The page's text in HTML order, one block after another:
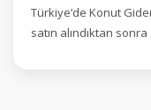
Türkiye’de Konut
satın alındıktan